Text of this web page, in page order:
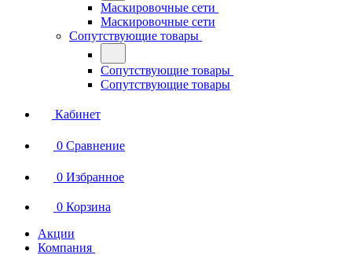
Маскировочные сети
Маскировочные сети
Сопутствующие товары
Сопутствующие товары
Сопутствующие товары
Кабинет
0 Сравнение
0 Избранное
0 Корзина
Акции
Компания